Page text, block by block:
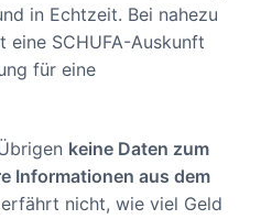
in Echtzeit. Bei nahezu
eine SCHUFA-Auskunft
für eine
keine Daten zum
Informationen aus dem
nicht, wie viel Geld